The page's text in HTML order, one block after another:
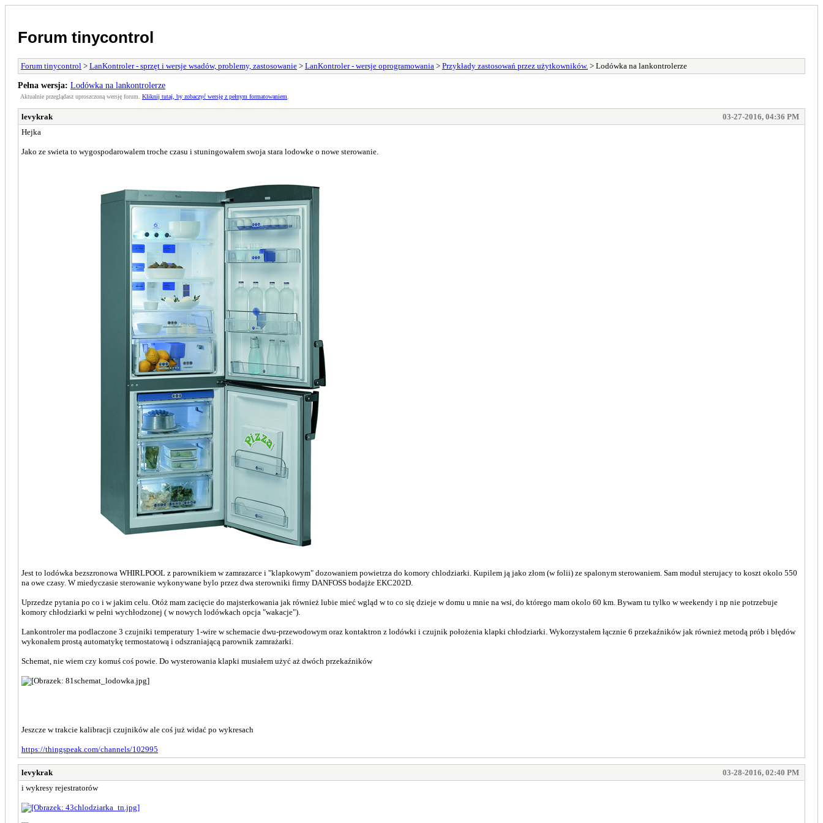
Forum tinycontrol
Forum tinycontrol > LanKontroler - sprzęt i wersje wsadów, problemy, zastosowanie > LanKontroler - wersje oprogramowania > Przykłady zastosowań przez użytkowników. > Lodówka na lankontrolerze
Pełna wersja: Lodówka na lankontrolerze
Aktualnie przeglądasz uproszczoną wersję forum. Kliknij tutaj, by zobaczyć wersję z pełnym formatowaniem
levykrak
03-27-2016, 04:36 PM
Hejka
Jako ze swieta to wygospodarowalem troche czasu i stuningowałem swoja stara lodowke o nowe sterowanie.
Jest to lodówka bezszronowa WHIRLPOOL z parownikiem w zamrazarce i "klapkowym" dozowaniem powietrza do komory chlodziarki. Kupilem ją jako złom (w folii) ze spalonym sterowaniem. Sam moduł sterujacy to koszt okolo 550
na owe czasy. W miedyczasie sterowanie wykonywane bylo przez dwa sterowniki firmy DANFOSS bodajże EKC202D.
Uprzedze pytania po co i w jakim celu. Otóż mam zacięcie do majsterkowania jak również lubie mieć wgląd w to co się dzieje w domu u mnie na wsi, do którego mam okolo 60 km. Bywam tu tylko w weekendy i np nie potrzebuje
komory chłodziarki w pełni wychłodzonej ( w nowych lodówkach opcja "wakacje").
Lankontroler ma podlaczone 3 czujniki temperatury 1-wire w schemacie dwu-przewodowym oraz kontaktron z lodówki i czujnik położenia klapki chłodziarki. Wykorzystałem łącznie 6 przekaźników jak również metodą prób i błędów
wykonałem prostą automatykę termostatową i odszraniającą parownik zamrażarki.
Schemat, nie wiem czy komuś coś powie. Do wysterowania klapki musiałem użyć aż dwóch przekaźników
Jeszcze w trakcie kalibracji czujników ale coś już widać po wykresach
https://thingspeak.com/channels/102995
levykrak
03-28-2016, 02:40 PM
i wykresy rejestratorów